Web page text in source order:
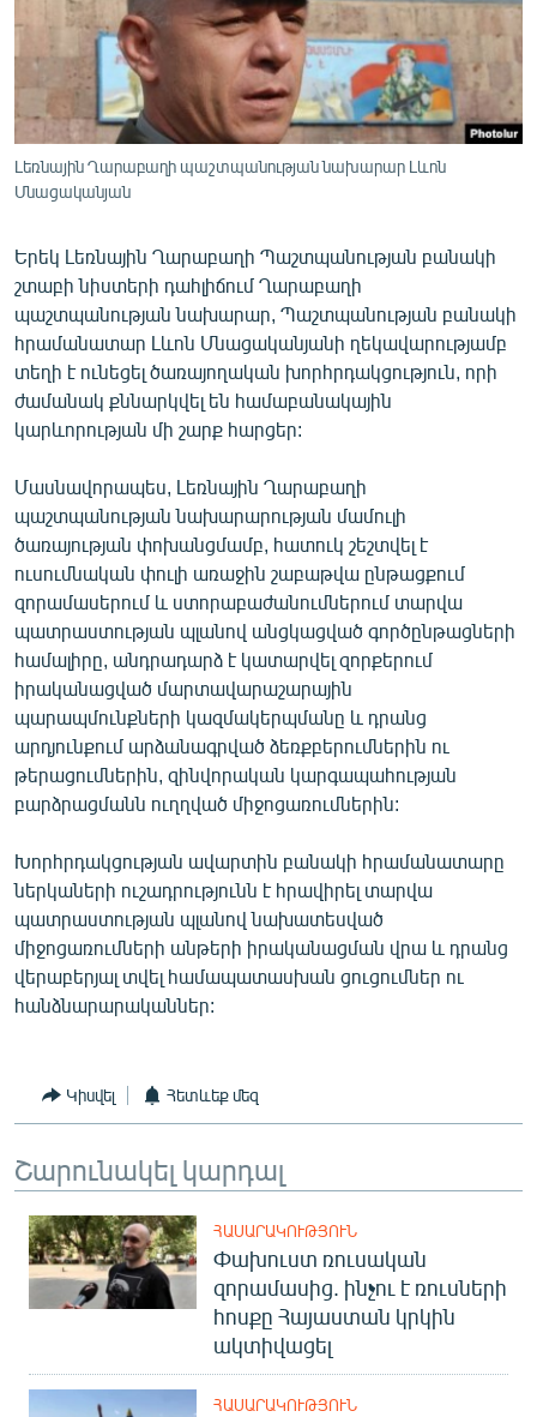
ՄԻՋԱԶԳԱՅԻՆ
ՄՇԱԿՈՒՅԹ
ՄԵԿՆԱԲԱՆՈՒԹՅՈՒՆ
ՏՏ ԵՒ ԻՆՏԵՐՆԵՏ
ԱՐԽԻՎ
ՏԵՍԱՆՅՈՒԹԵՐ
ԲԱՆԱՎԵՃ
ՁԳՏԵԼՈՎ ԼԱՎԱԳՈՒՅՆԻՆ
Հայերեն
English
Русский
ՀԵՏԵՎԵՔ ՄԵԶ
Լեռնային Ղարաբաղի պաշտպանության նախարար Լևոն
Մնացականյան
Երեկ Լեռնային Ղարաբաղի Պաշտպանության բանակի
շտաբի նիստերի դահլիճում Ղարաբաղի
պաշտպանության նախարար, Պաշտպանության բանակի
հրամանատար Լևոն Մնացականյանի ղեկավարությամբ
տեղի է ունեցել ծառայողական խորհրդակցություն, որի
ժամանակ քննարկվել են համաբանակային
կարևորության մի շարք հարցեր:
Մասնավորապես, Լեռնային Ղարաբաղի
պաշտպանության նախարարության մամուլի
ծառայության փոխանցմամբ, հատուկ շեշտվել է
ուսումնական փուլի առաջին շաբաթվա ընթացքում
զորամասերում և ստորաբաժանումներում տարվա
պատրաստության պլանով անցկացված գործընթացների
համալիրը, անդրադարձ է կատարվել զորքերում
իրականացված մարտավարաշարային
պարապմունքների կազմակերպմանը և դրանց
արդյունքում արձանագրված ձեռքբերումներին ու
թերացումներին, զինվորական կարգապահության
բարձրացմանն ուղղված միջոցառումներին:
Խորհրդակցության ավարտին բանակի հրամանատարը
ներկաների ուշադրությունն է հրավիրել տարվա
պատրաստության պլանով նախատեսված
միջոցառումների անթերի իրականացման վրա և դրանց
վերաբերյալ տվել համապատասխան ցուցումներ ու
հանձնարարականներ:
Կիսվել Հետևեք մեզ
Շարունակել կարդալ
ՀԱՍԱՐԱԿՈՒԹՅՈՒՆ
Փախուստ ռուսական
զորամասից. ինչու է ռուսների
հոսքը Հայաստան կրկին
ակտիվացել
ՀԱՍԱՐԱԿՈՒԹՅՈՒՆ